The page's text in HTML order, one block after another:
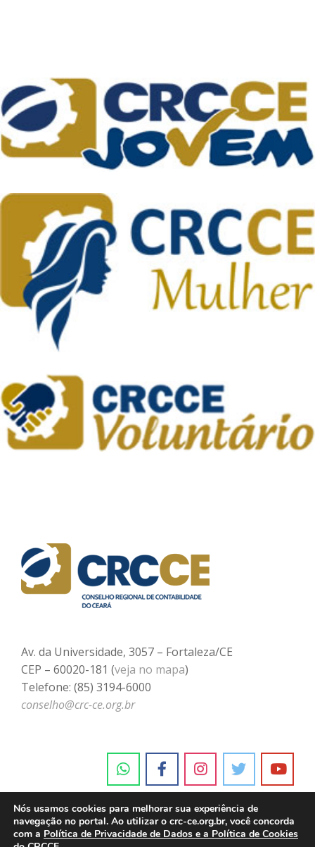
Av. da Universidade, 3057 – Fortaleza/CE
CEP – 60020-181 (veja no mapa)
Telefone: (85) 3194-6000
conselho@crc-ce.org.br
Nós usamos cookies para melhorar sua experiência de
navegação no portal. Ao utilizar o crc-ce.org.br, você concorda
com a Política de Privacidade de Dados e a Política de Cookies